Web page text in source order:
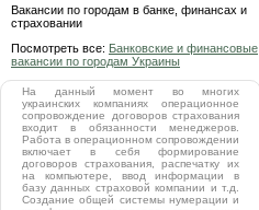
Вакансии по городам в банке, финансах и
страховании
Посмотреть все: Банковские и финансовые
вакансии по городам Украины
На данный момент во многих
украинских компаниях операционное
сопровождение договоров страхования
входит в обязанности менеджеров.
Работа в операционном сопровождении
включает в себя формирование
договоров страхования, распечатку их
на компьютере, ввод информации в
базу данных страховой компании и т.д.
Создание общей системы нумерации и